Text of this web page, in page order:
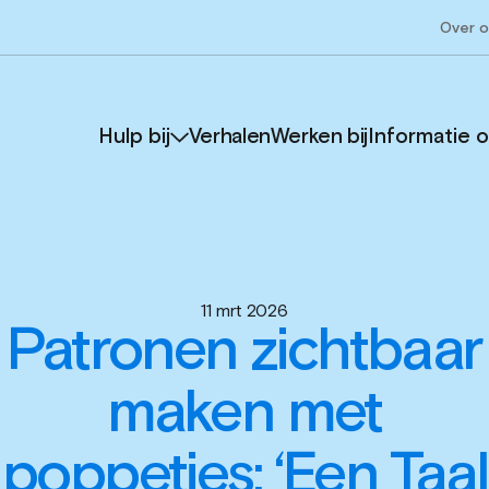
Over
Hulp bij VerhalenWerken bij Informatie
11 mrt 2026
Patronen zichtbaar
maken met
poppetjes: ‘Een Taal